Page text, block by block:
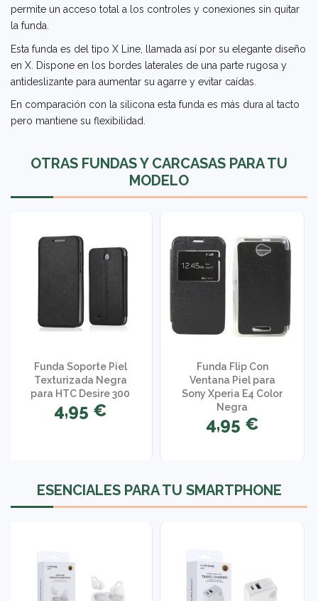
permite un acceso total a los controles y conexiones sin quitar
la funda.
Esta funda es del tipo X Line, llamada así por su elegante diseño
en X. Dispone en los bordes laterales de una parte rugosa y
antideslizante para aumentar su agarre y evitar caídas.
En comparación con la silicona esta funda es más dura al tacto
pero mantiene su flexibilidad.
OTRAS FUNDAS Y CARCASAS PARA TU
MODELO
Funda Soporte Piel
Texturizada Negra
para HTC Desire 300
4,95 €
Funda Flip Con
Ventana Piel para
Sony Xperia E4 Color
Negra
4,95 €
1 opinión
ESENCIALES PARA TU SMARTPHONE